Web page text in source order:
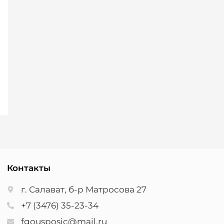
Контакты
г. Салават, б-р Матросова 27
+7 (3476) 35-23-34
fgousposic@mail.ru